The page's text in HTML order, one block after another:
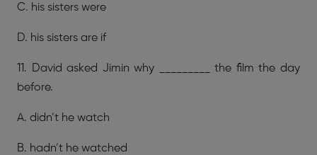
C. his sisters were
D. his sisters are if
11. David asked Jimin why _________ the film the day
before.
A. didn’t he watch
B. hadn’t he watched